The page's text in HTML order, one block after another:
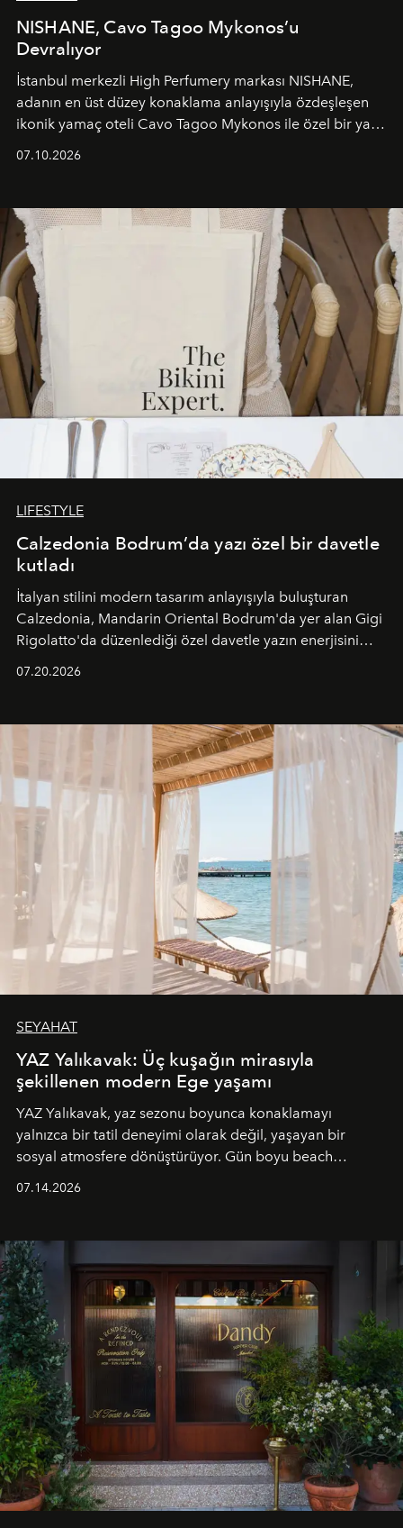
NISHANE, Cavo Tagoo Mykonos’u
Devralıyor
İstanbul merkezli High Perfumery markası NISHANE,
adanın en üst düzey konaklama anlayışıyla özdeşleşen
ikonik yamaç oteli Cavo Tagoo Mykonos ile özel bir yaz
buluşturarak markanın Cavo Tagoo’daki varlığını
sürükleyici ve mevsime özel bir deneyime dönüştürüyor.
07.10.2026
LIFESTYLE
Calzedonia Bodrum’da yazı özel bir davetle
kutladı
İtalyan stilini modern tasarım anlayışıyla buluşturan
Calzedonia, Mandarin Oriental Bodrum'da yer alan Gigi
Rigolatto'da düzenlediği özel davetle yazın enerjisini
07.20.2026
SEYAHAT
YAZ Yalıkavak: Üç kuşağın mirasıyla
şekillenen modern Ege yaşamı
YAZ Yalıkavak, yaz sezonu boyunca konaklamayı
yalnızca bir tatil deneyimi olarak değil, yaşayan bir
sosyal atmosfere dönüştürüyor. Gün boyu beach
tematik gastronomi geceleri misafirlerle buluşuyor.
Paylaşıma, lezzete ve müziğe odaklanan bu özel
akşamlar, YAZ’ın sade lüks anlayışını gün batımından
geceye taşıyarak her hafta farklı bir deneyim sunuyor.
07.14.2026